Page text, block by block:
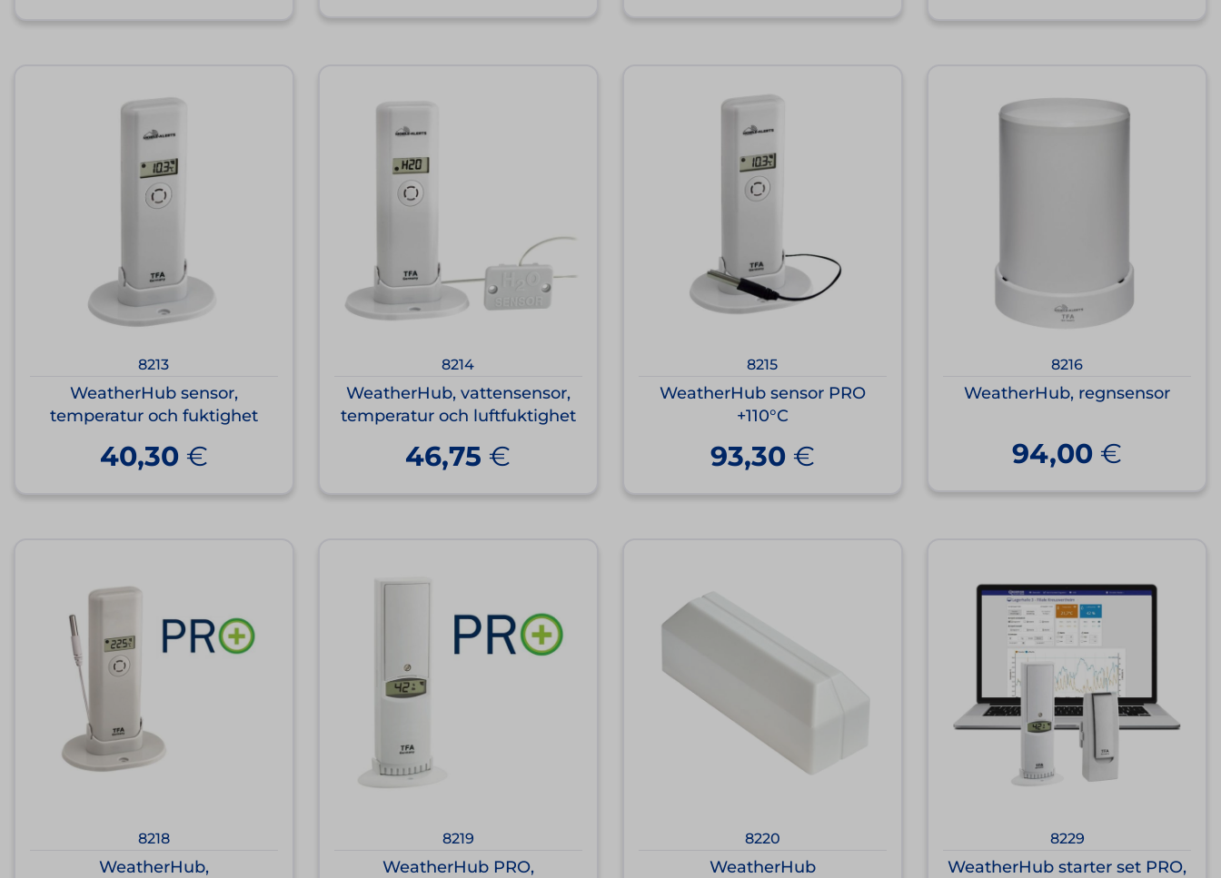
8213
WeatherHub sensor,
temperatur och fuktighet
40,30 €
8214
WeatherHub, vattensensor,
temperatur och luftfuktighet
46,75 €
8215
WeatherHub sensor PRO
+110°C
93,30 €
8216
WeatherHub, regnsensor
94,00 €
8218
WeatherHub,
8219
WeatherHub PRO,
8220
WeatherHub
8229
WeatherHub starter set PRO,